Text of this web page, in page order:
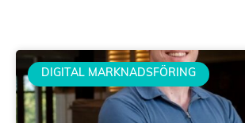
DIGITAL MARKNADSFÖRING